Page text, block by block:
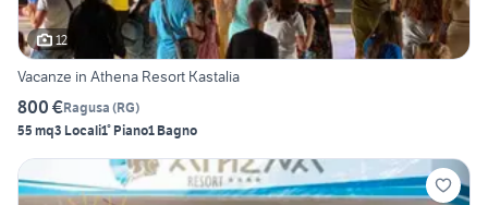
12
Vacanze in Athena Resort Kastalia
800 €Ragusa (RG)
55 mq3 Locali1° Piano1 Bagno